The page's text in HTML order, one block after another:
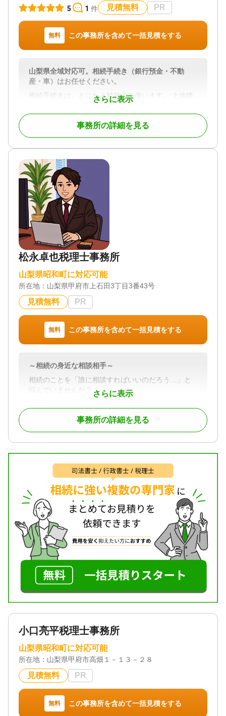
対応業務
見 / 相続手続き / 銀行手続き / 戸籍収集 / 相続人調査
/ 相続トラブル（弁護士相談）
対応体制
時以降相談可 / オンライン面談可 / 事務所面談可
5 1 件 見積無料 PR
無料 この事務所を含めて一括見積をする
さらに表示
山梨県全域対応可。相続手続き（銀行預金・不動
産・車）はお任せください。
相続手続きは、とにかく精神力を使います。 土地建
物・預貯金・車などの手続き・・・ 忙しい日々の
中、考えただけで憂鬱になることさえあります。 そ
んな時は、住吉寿夫司法書士・行政書士事務所に依
頼してください。
手続きします。 ご費用は、わかりやすく相続財産か
らの算出にて、お見積りいたします。
概算の金額が知りたい方は、お気軽にお問い合わせ
ください。
対応地域
山梨県全域
対応業務
遺言書 / 遺産分割 / 相続財産調査 / 相続登記 / 相続放
/ 生前贈与（不動産名義変更）
初回相談無料
事務所の詳細を見る
松永卓也税理士事務所
山梨県昭和町に対応可能
所在地： 山梨県甲府市上石田3丁目3番43号
見積無料 PR
無料 この事務所を含めて一括見積をする
さらに表示
～相続の身近な相談相手～
相続のことを「誰に相談すればいいのだろう…」と
悩んでいませんか？
松永卓也税理士事務所は、そんな皆さまにとって“身
近な相談相手”でありたいと考えています。複雑な手
続きや税務申告だけでなく、ご家族にとって最適な
選択ができるよう、安心して進めていただくための
・相続税の申告を、経験豊富な専門家に任せたい
・円満に相続を進めたいが、家族間の調整に不安が
ある
・将来に備えて早めに対策を始めたい
・不動産や事業承継を含む複雑な相続について相談
したい
私たちは、こうした課題に真摯に向き合い、最適な
解決策をご提案します。
◆ 当事務所の強み
・豊富な経験と専門性
大手税理士法人・銀行出向での経験を活かし、相
続税申告から相続対策、事業承継まで幅広く対応。
机上の理論ではなく、実務に根ざしたアドバイスを
・ご家族に寄り添う姿勢
一人ひとりの状況や想いに合わせて、最適な方法
をご提案。大切な資産を守り、安心できる形で次世
代につなげます。
土日祝日・夜間・オンライン相談に対応。お忙し
い方でも安心してご利用いただけます。
事務所の詳細を見る
小口亮平税理士事務所
山梨県昭和町に対応可能
所在地： 山梨県甲府市高畑１－１３－２８
見積無料 PR
無料 この事務所を含めて一括見積をする